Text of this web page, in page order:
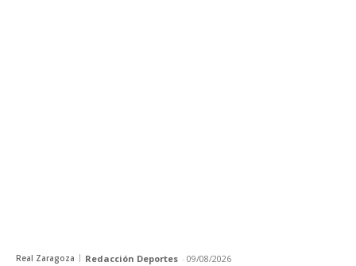
Real Zaragoza Redacción Deportes - 09/08/2026